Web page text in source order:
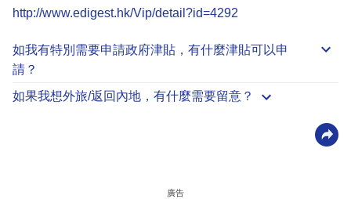
http://www.edigest.hk/Vip/detail?id=4292
如我有特別需要申請政府津貼 ，有什麼津貼可以申
請？
如果我想外旅/返回內地，有什麼需要留意？
廣告